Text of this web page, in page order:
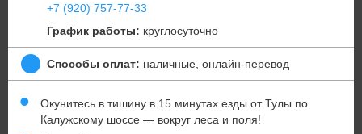
+7 (920) 757-77-33
График работы: круглосуточно
Способы оплат: наличные, онлайн-перевод
Окунитесь в тишину в 15 минутах езды от Тулы по
Калужскому шоссе — вокруг леса и поля!